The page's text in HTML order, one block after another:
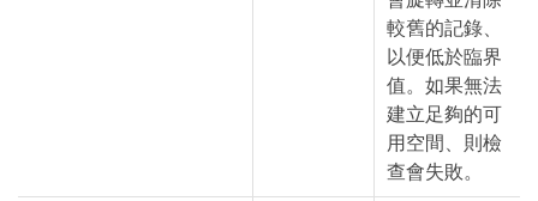
較舊的記錄、
以便低於臨界
值。如果無法
建立足夠的可
用空間、則檢
查會失敗。